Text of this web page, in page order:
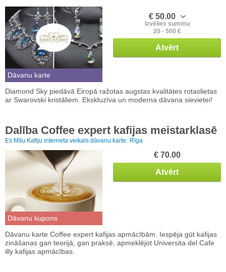
Dāvanu karte
€ 50.00
Izvēlies summu
20 - 500 €
Atvērt
Diamond Sky piedāvā Eiropā ražotas augstas kvalitātes rotaslietas
ar Swarovski kristāliem. Ekskluzīva un moderna dāvana sievietei!
Dalība Coffee expert kafijas meistarklasē
Es Mīlu Kafiju interneta veikals dāvanu karte: Rīga
Dāvanu kupons
€ 70.00
Atvērt
Dāvanu karte Coffee expert kafijas apmācībām. Iespēja gūt kafijas
zināšanas gan teorijā, gan praksē, apmeklējot Universita del Cafe
illy kafijas apmācības.